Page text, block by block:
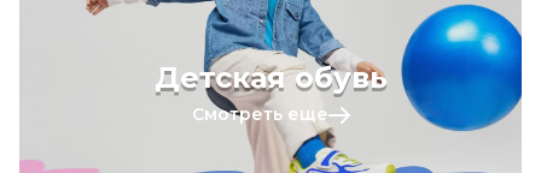
Детская обувь
Смотреть еще